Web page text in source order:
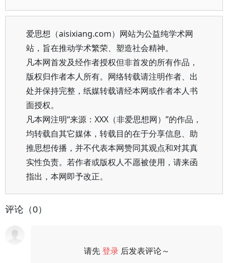
爱思想（aisixiang.com）网站为公益纯学术网
站，旨在推动学术繁荣、塑造社会精神。
凡本网首发及经作者授权但非首发的所有作品，
版权归作者本人所有。网络转载请注明作者、出
处并保持完整，纸媒转载请经本网或作者本人书
面授权。
凡本网注明“来源：XXX（非爱思想网）”的作品，
均转载自其它媒体，转载目的在于分享信息、助
推思想传播，并不代表本网赞同其观点和对其真
实性负责。若作者或版权人不愿被使用，请来函
指出，本网即予改正。
评论（0）
请先登录 后发表评论～